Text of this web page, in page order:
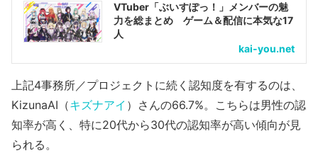
VTuber「ぶいすぽっ！」メンバーの魅
力を総まとめ ゲーム＆配信に本気な17
人
kai-you.net
上記4事務所／プロジェクトに続く認知度を有するのは、
KizunaAI（キズナアイ ）さんの66.7%。こちらは男性の認
知率が高く、特に20代から30代の認知率が高い傾向が見
られる。